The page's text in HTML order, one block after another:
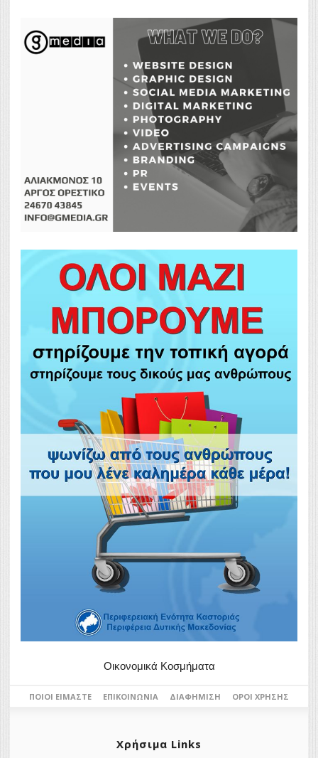
Οικονομικά Κοσμήματα
ΠΟΙΟΙ ΕΊΜΑΣΤΕ ΕΠΙΚΟΙΝΩΝΊΑ ΔΙΑΦΉΜΙΣΗ ΌΡΟΙ ΧΡΉΣΗΣ
Χρήσιμα Links